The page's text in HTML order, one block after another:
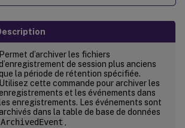
Permet d’archiver les fichiers
de session plus anciens
la période de rétention spécifiée.
Utilisez cette commande pour archiver les
et les événements dans
les enregistrements. Les événements sont
archivés dans la table de base de données
ArchivedEvent .